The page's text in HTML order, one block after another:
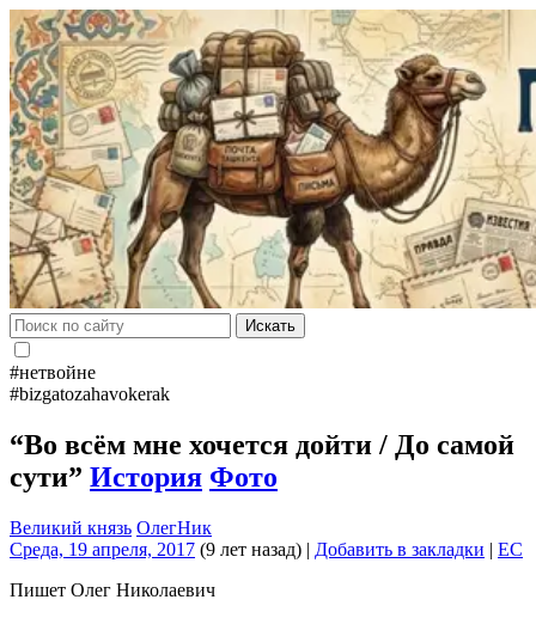
Искать
#нетвойне
#bizgatozahavokerak
“Во всём мне хочется дойти / До самой
сути” История Фото
Великий князь ОлегНик
Среда, 19 апреля, 2017 (9 лет назад) | Добавить в закладки | EC
Пишет Олег Николаевич